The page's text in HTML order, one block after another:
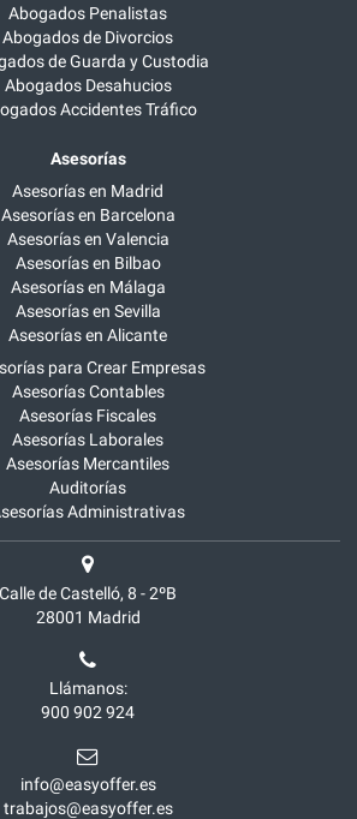
Abogados Penalistas
Abogados de Divorcios
de Guarda y Custodia
Abogados Desahucios
Accidentes Tráfico
Asesorías
Asesorías en Madrid
Asesorías en Barcelona
Asesorías en Valencia
Asesorías en Bilbao
Asesorías en Málaga
Asesorías en Sevilla
Asesorías en Alicante
para Crear Empresas
Asesorías Contables
Asesorías Fiscales
Asesorías Laborales
Asesorías Mercantiles
Auditorías
Administrativas
Calle de Castelló, 8 - 2ºB
28001 Madrid
Llámanos:
900 902 924
info@easyoffer.es
trabajos@easyoffer.es